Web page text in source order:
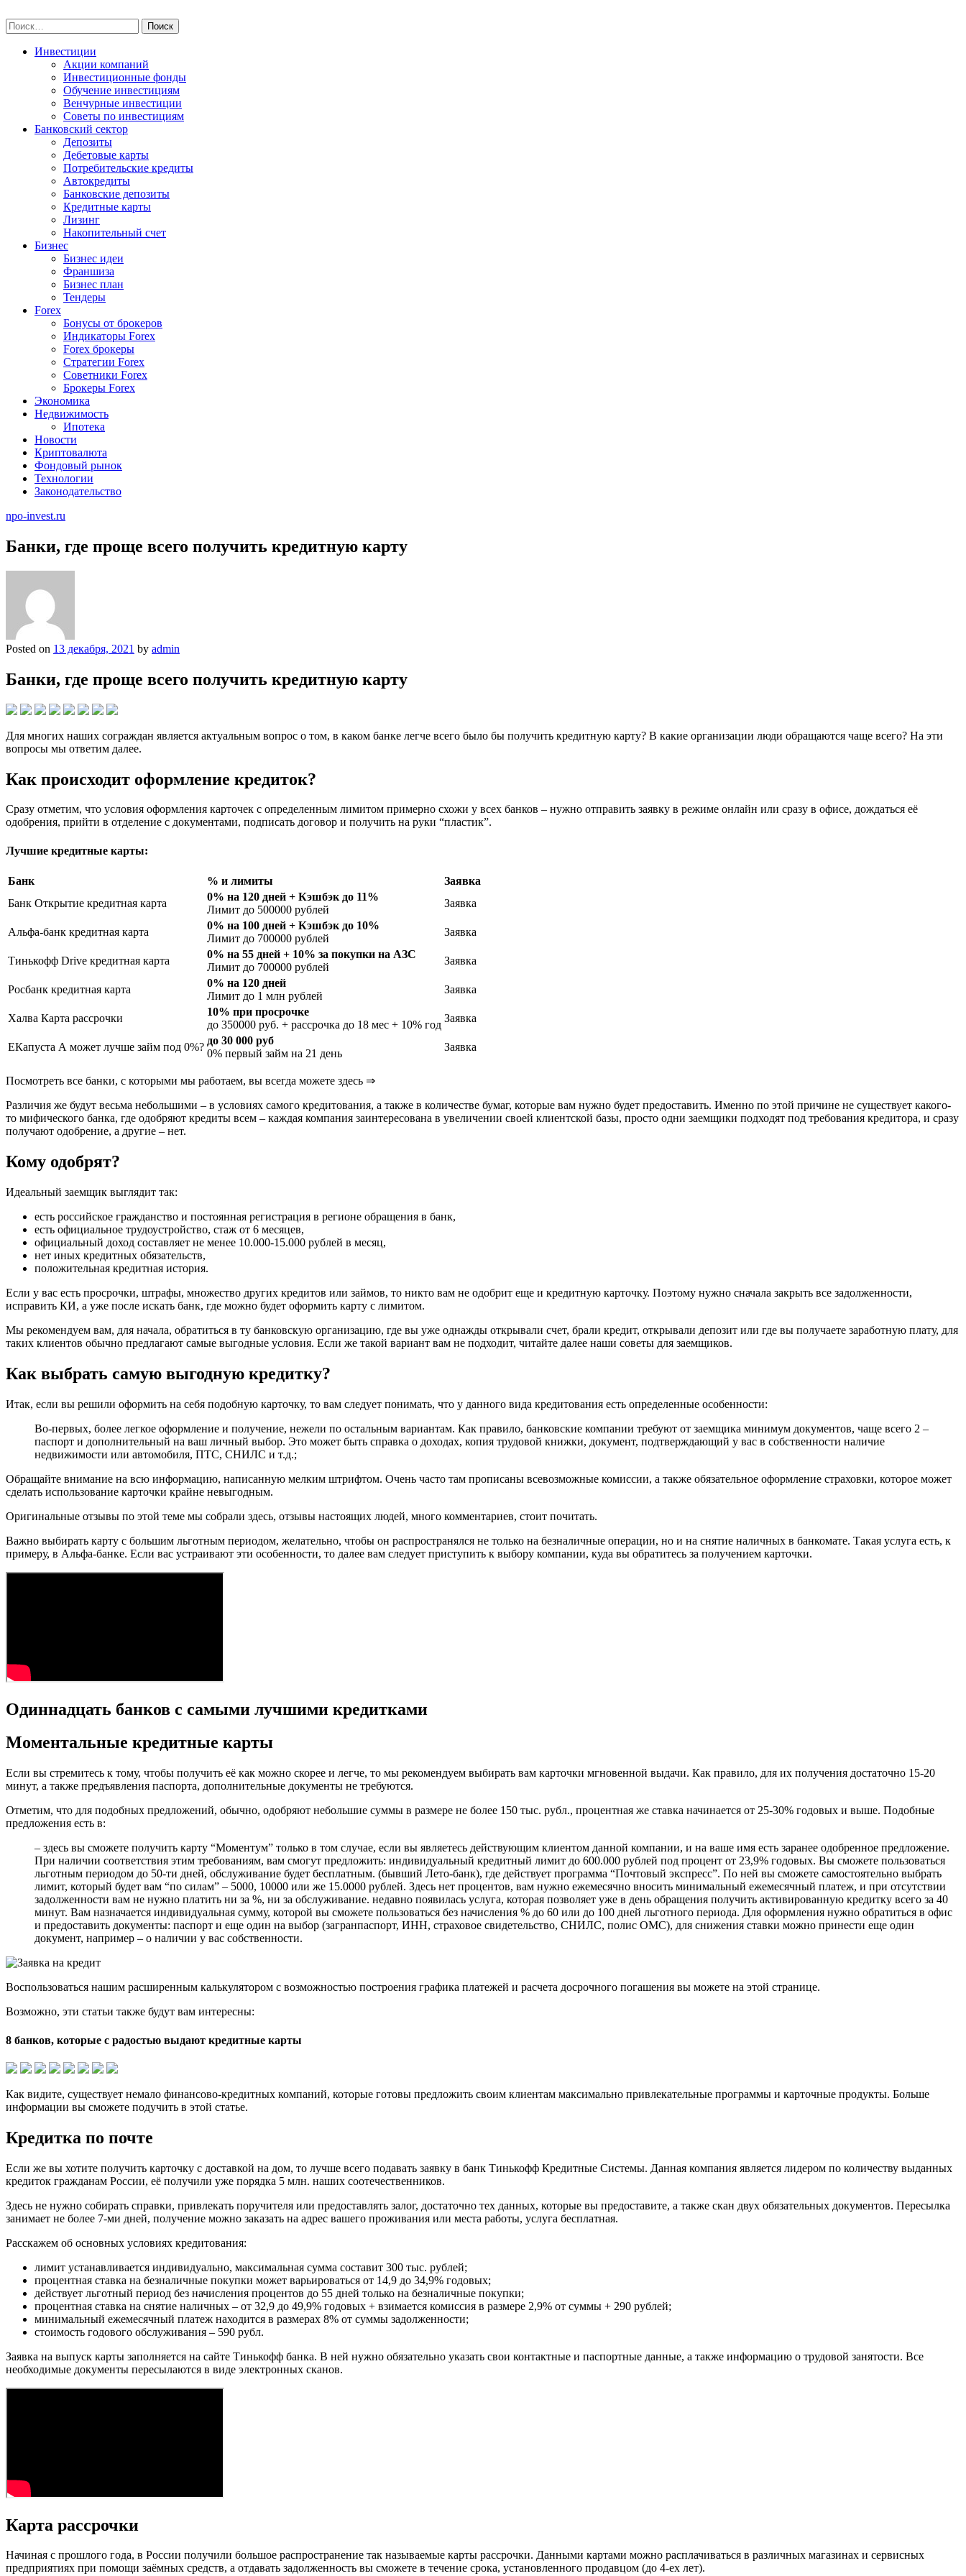
to
content
Найти:
Инвестиции
Акции компаний
Инвестиционные фонды
Обучение инвестициям
Венчурные инвестиции
Советы по инвестициям
Банковский сектор
Депозиты
Дебетовые карты
Потребительские кредиты
Автокредиты
Банковские депозиты
Кредитные карты
Лизинг
Накопительный счет
Бизнес
Бизнес идеи
Франшиза
Бизнес план
Тендеры
Forex
Бонусы от брокеров
Индикаторы Forex
Forex брокеры
Стратегии Forex
Советники Forex
Брокеры Forex
Экономика
Недвижимость
Ипотека
Новости
Криптовалюта
Фондовый рынок
Технологии
Законодательство
npo-invest.ru
Банки, где проще всего получить кредитную карту
Posted on 13 декабря, 2021 by admin
Банки, где проще всего получить кредитную карту
Для многих наших сограждан является актуальным вопрос о том, в каком банке легче всего было бы получить кредитную карту? В какие организации люди обращаются чаще всего? На эти
вопросы мы ответим далее.
Как происходит оформление кредиток?
Сразу отметим, что условия оформления карточек с определенным лимитом примерно схожи у всех банков – нужно отправить заявку в режиме онлайн или сразу в офисе, дождаться её
одобрения, прийти в отделение с документами, подписать договор и получить на руки “пластик”.
Лучшие кредитные карты:
Банк % и лимиты
Заявка
Банк Открытие кредитная карта
0% на 120 дней + Кэшбэк до 11%
Лимит до 500000 рублей
Заявка
Альфа-банк кредитная карта
0% на 100 дней + Кэшбэк до 10%
Лимит до 700000 рублей
Заявка
Тинькофф Drive кредитная карта
0% на 55 дней + 10% за покупки на АЗС
Лимит до 700000 рублей
Заявка
Росбанк кредитная карта
0% на 120 дней
Лимит до 1 млн рублей
Заявка
Халва Карта рассрочки
10% при просрочке
до 350000 руб. + рассрочка до 18 мес + 10% год
Заявка
ЕКапуста А может лучше займ под 0%?
до 30 000 руб
0% первый займ на 21 день
Заявка
Посмотреть все банки, с которыми мы работаем, вы всегда можете здесь ⇒
Различия же будут весьма небольшими – в условиях самого кредитования, а также в количестве бумаг, которые вам нужно будет предоставить. Именно по этой причине не существует какого-
то мифического банка, где одобряют кредиты всем – каждая компания заинтересована в увеличении своей клиентской базы, просто одни заемщики подходят под требования кредитора, и сразу
получают одобрение, а другие – нет.
Кому одобрят?
Идеальный заемщик выглядит так:
есть российское гражданство и постоянная регистрация в регионе обращения в банк,
есть официальное трудоустройство, стаж от 6 месяцев,
официальный доход составляет не менее 10.000-15.000 рублей в месяц,
нет иных кредитных обязательств,
положительная кредитная история.
Если у вас есть просрочки, штрафы, множество других кредитов или займов, то никто вам не одобрит еще и кредитную карточку. Поэтому нужно сначала закрыть все задолженности,
исправить КИ, а уже после искать банк, где можно будет оформить карту с лимитом.
Мы рекомендуем вам, для начала, обратиться в ту банковскую организацию, где вы уже однажды открывали счет, брали кредит, открывали депозит или где вы получаете заработную плату, для
таких клиентов обычно предлагают самые выгодные условия. Если же такой вариант вам не подходит, читайте далее наши советы для заемщиков.
Как выбрать самую выгодную кредитку?
Итак, если вы решили оформить на себя подобную карточку, то вам следует понимать, что у данного вида кредитования есть определенные особенности:
Во-первых, более легкое оформление и получение, нежели по остальным вариантам. Как правило, банковские компании требуют от заемщика минимум документов, чаще всего 2 –
паспорт и дополнительный на ваш личный выбор. Это может быть справка о доходах, копия трудовой книжки, документ, подтверждающий у вас в собственности наличие
недвижимости или автомобиля, ПТС, СНИЛС и т.д.;
Обращайте внимание на всю информацию, написанную мелким штрифтом. Очень часто там прописаны всевозможные комиссии, а также обязательное оформление страховки, которое может
сделать использование карточки крайне невыгодным.
Оригинальные отзывы по этой теме мы собрали здесь, отзывы настоящих людей, много комментариев, стоит почитать.
Важно выбирать карту с большим льготным периодом, желательно, чтобы он распространялся не только на безналичные операции, но и на снятие наличных в банкомате. Такая услуга есть, к
примеру, в Альфа-банке. Если вас устраивают эти особенности, то далее вам следует приступить к выбору компании, куда вы обратитесь за получением карточки.
Одиннадцать банков с самыми лучшими кредитками
Моментальные кредитные карты
Если вы стремитесь к тому, чтобы получить её как можно скорее и легче, то мы рекомендуем выбирать вам карточки мгновенной выдачи. Как правило, для их получения достаточно 15-20
минут, а также предъявления паспорта, дополнительные документы не требуются.
Отметим, что для подобных предложений, обычно, одобряют небольшие суммы в размере не более 150 тыс. рубл., процентная же ставка начинается от 25-30% годовых и выше. Подобные
предложения есть в:
– здесь вы сможете получить карту “Моментум” только в том случае, если вы являетесь действующим клиентом данной компании, и на ваше имя есть заранее одобренное предложение.
При наличии соответствия этим требованиям, вам смогут предложить: индивидуальный кредитный лимит до 600.000 рублей под процент от 23,9% годовых. Вы сможете пользоваться
льготным периодом до 50-ти дней, обслуживание будет бесплатным. (бывший Лето-банк), где действует программа “Почтовый экспресс”. По ней вы сможете самостоятельно выбрать
лимит, который будет вам “по силам” – 5000, 10000 или же 15.0000 рублей. Здесь нет процентов, вам нужно ежемесячно вносить минимальный ежемесячный платеж, и при отсутствии
задолженности вам не нужно платить ни за %, ни за обслуживание. недавно появилась услуга, которая позволяет уже в день обращения получить активированную кредитку всего за 40
минут. Вам назначается индивидуальная сумму, которой вы сможете пользоваться без начисления % до 60 или до 100 дней льготного периода. Для оформления нужно обратиться в офис
и предоставить документы: паспорт и еще один на выбор (загранпаспорт, ИНН, страховое свидетельство, СНИЛС, полис ОМС), для снижения ставки можно принести еще один
документ, например – о наличии у вас собственности.
Воспользоваться нашим расширенным калькулятором с возможностью построения графика платежей и расчета досрочного погашения вы можете на этой странице.
Возможно, эти статьи также будут вам интересны:
8 банков, которые с радостью выдают кредитные карты
Как видите, существует немало финансово-кредитных компаний, которые готовы предложить своим клиентам максимально привлекательные программы и карточные продукты. Больше
информации вы сможете подучить в этой статье.
Кредитка по почте
Если же вы хотите получить карточку с доставкой на дом, то лучше всего подавать заявку в банк Тинькофф Кредитные Системы. Данная компания является лидером по количеству выданных
кредиток гражданам России, её получили уже порядка 5 млн. наших соотечественников.
Здесь не нужно собирать справки, привлекать поручителя или предоставлять залог, достаточно тех данных, которые вы предоставите, а также скан двух обязательных документов. Пересылка
занимает не более 7-ми дней, получение можно заказать на адрес вашего проживания или места работы, услуга бесплатная.
Расскажем об основных условиях кредитования:
лимит устанавливается индивидуально, максимальная сумма составит 300 тыс. рублей;
процентная ставка на безналичные покупки может варьироваться от 14,9 до 34,9% годовых;
действует льготный период без начисления процентов до 55 дней только на безналичные покупки;
процентная ставка на снятие наличных – от 32,9 до 49,9% годовых + взимается комиссия в размере 2,9% от суммы + 290 рублей;
минимальный ежемесячный платеж находится в размерах 8% от суммы задолженности;
стоимость годового обслуживания – 590 рубл.
Заявка на выпуск карты заполняется на сайте Тинькофф банка. В ней нужно обязательно указать свои контактные и паспортные данные, а также информацию о трудовой занятости. Все
необходимые документы пересылаются в виде электронных сканов.
Карта рассрочки
Начиная с прошлого года, в России получили большое распространение так называемые карты рассрочки. Данными картами можно расплачиваться в различных магазинах и сервисных
предприятиях при помощи заёмных средств, а отдавать задолженность вы сможете в течение срока, установленного продавцом (до 4-ех лет).